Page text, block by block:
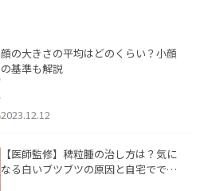
顔の大きさの平均はどのくらい？小顔
の基準も解説
2023.12.12
【医師監修】稗粒腫の治し方は？気に
なる白いブツブツの原因と自宅ででき